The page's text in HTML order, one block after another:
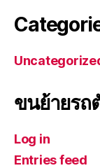
ขนย้ายรถ
Log in
Entries feed